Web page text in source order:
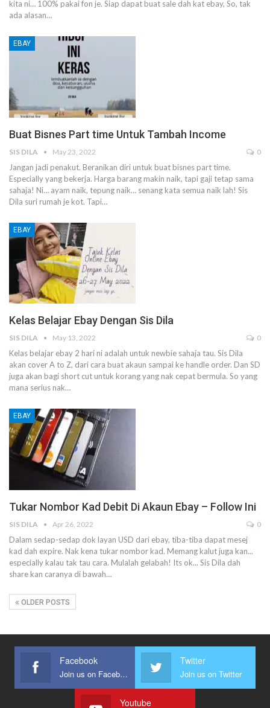
kita ni… 100% pakai fon je. Siap dapat buat sale dah kat ebay, So, tak
ada alasan…
EBAY
Buat Bisnes Part time Untuk Tambah Income
SIS DILA May 23, 2022 0
Jangan jadi penakut. Beranikan diri untuk buat bisnes part time.
Especially yang bekerja. Harga barang makin naik, tapi gaji tetap sama
sahaja! Ni… ayam naik, tepung naik… senang kata semua naik lah! Sis
Dila suri rumah je kot. Tapi…
EBAY
Kelas Belajar Ebay Dengan Sis Dila
SIS DILA May 13, 2022 0
Kelas belajar ebay 2 hari ni adalah untuk newbie sahaja tau. Sis Dila
akan cover A to Z, dari cara buat akaun sampai ke handle order. Dan SD
juga akan bagi short cut untuk korang yang nak cepat bermula. So yang
mana serius nak…
EBAY
Tukar Nombor Kad Debit Di Akaun Ebay – Follow Ini
SIS DILA Apr 26, 2022 0
Dalam sedap-sedap dok layan USD dari ebay, tiba-tiba dapat mesej
kad dah expire. Nak kena tukar nombor kad. Memang kalut juga kan...
especially kalau tak tau cara. Mulalah gelabah! Its ok... Sis Dila dah
share kan caranya di bawah…
OLDER POSTS
Facebook
Join us on Facebook
Twitter
Join us on Twitter
Youtube